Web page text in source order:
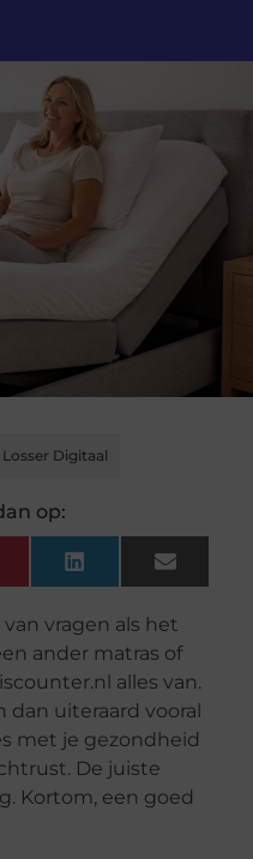
Digitaal
op:
LinkedIn Email
vragen als het
ander matras of
alles van.
dan uiteraard vooral
met je gezondheid
De juiste
Kortom, een goed